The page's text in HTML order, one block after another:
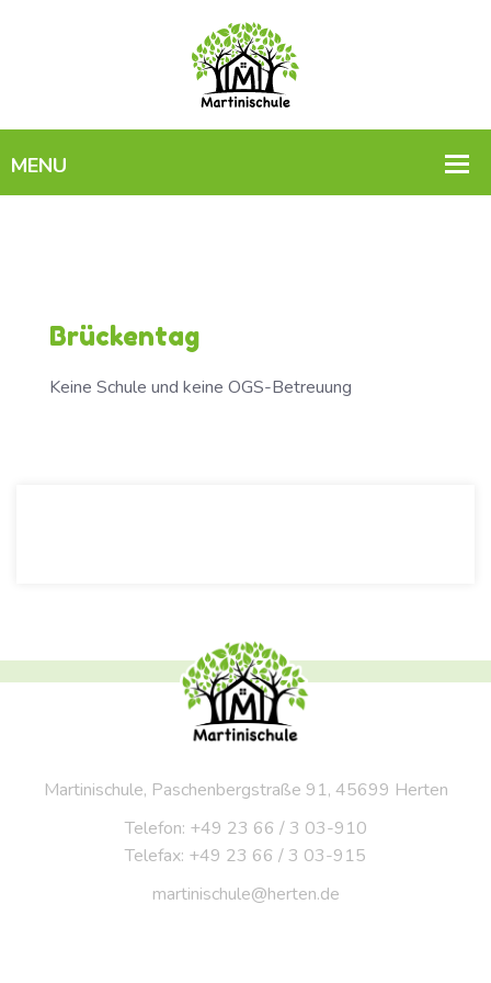
Brückentag
Keine Schule und keine OGS-Betreuung
Martinischule, Paschenbergstraße 91, 45699 Herten
Telefon: +49 23 66 / 3 03-910
Telefax: +49 23 66 / 3 03-915
martinischule@herten.de